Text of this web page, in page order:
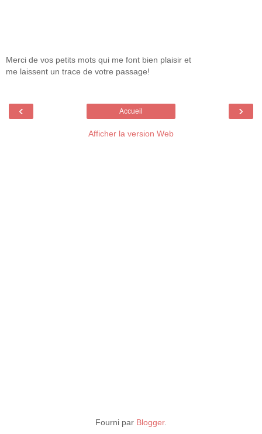
Merci de vos petits mots qui me font bien plaisir et
me laissent un trace de votre passage!
‹ ›
Accueil
Afficher la version Web
Fourni par Blogger.